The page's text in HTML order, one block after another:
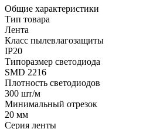
Общие характеристики
Тип товара
Лента
Класс пылевлагозащиты
IP20
Типоразмер светодиода
SMD 2216
Плотность светодиодов
300 шт/м
Минимальный отрезок
20 мм
Серия ленты